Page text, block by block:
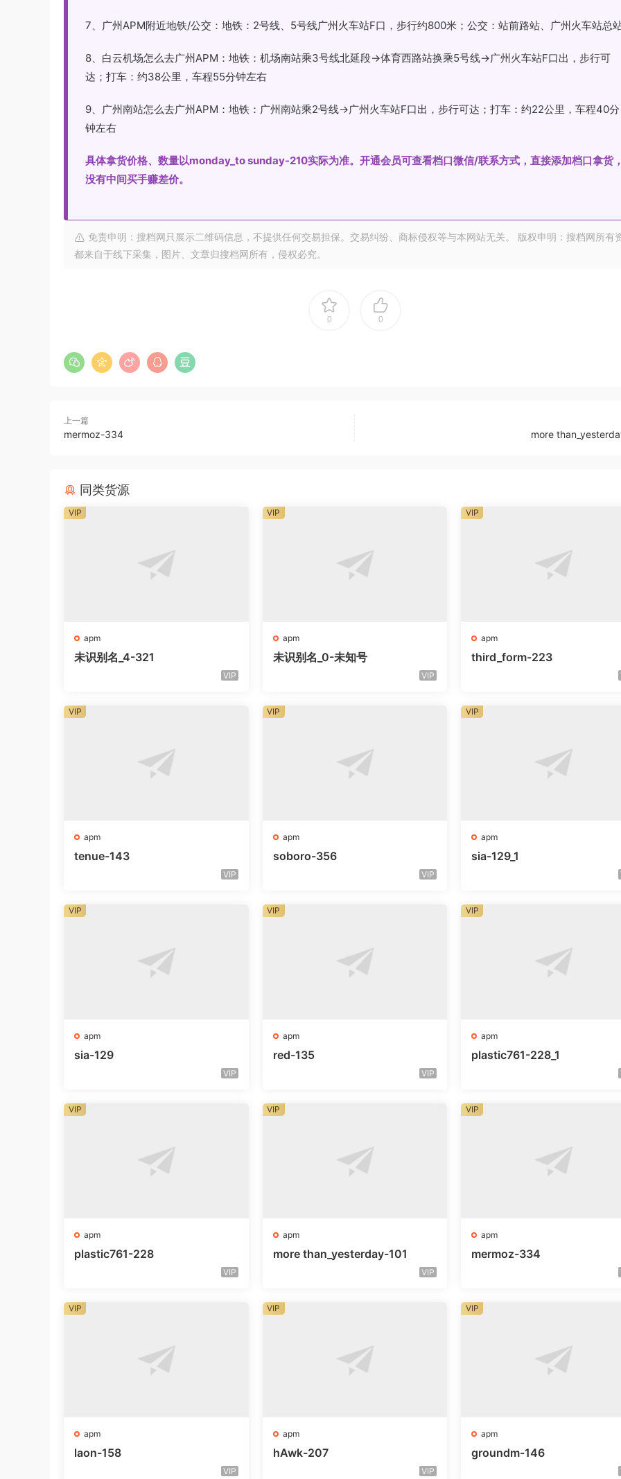
7、广州APM附近地铁/公交：地铁：2号线、5号线广州火车站F口，步行约800米；公交：站前路站、广州火车站总
8、白云机场怎么去广州APM：地铁：机场南站乘3号线北延段→体育西路站换乘5号线→广州火车站F口出，步行可
达；打车：约38公里，车程55分钟左右
9、广州南站怎么去广州APM：地铁：广州南站乘2号线→广州火车站F口出，步行可达；打车：约22公里，车程40分
钟左右
具体拿货价格、数量以monday_to sunday-210实际为准。开通会员可查看档口微信/联系方式，直接添加档口拿货
没有中间买手赚差价。
免责申明：搜档网只展示二维码信息，不提供任何交易担保。交易纠纷、商标侵权等与本网站无关。 版权申明：搜档网所有
都来自于线下采集，图片、文章归搜档网所有，侵权必究。
0 0
上一篇
mermoz-334 more
同类货源
apm
未识别名_4-321
VIP
VIP
apm
未识别名_0-未知号
VIP
VIP
apm
third_form-223
VIP
apm
tenue-143
VIP
VIP
apm
soboro-356
VIP
VIP
apm
sia-129_1
VIP
apm
sia-129
VIP
VIP
apm
red-135
VIP
VIP
apm
plastic761-228_1
VIP
apm
plastic761-228
VIP
VIP
apm
more than_yesterday-101
VIP
VIP
apm
mermoz-334
VIP
apm
laon-158
VIP
VIP
apm
hAwk-207
VIP
VIP
apm
groundm-146
VIP